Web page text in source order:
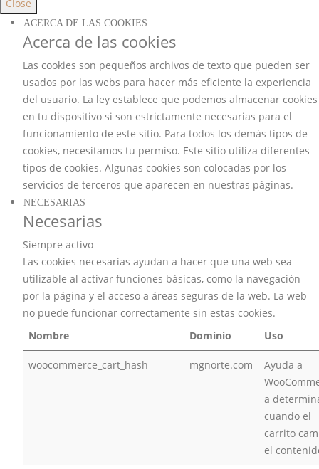
Close
ACERCA DE LAS COOKIES
Acerca de las cookies
Las cookies son pequeños archivos de texto que pueden ser
usados por las webs para hacer más eficiente la experiencia
del usuario. La ley establece que podemos almacenar cookies
en tu dispositivo si son estrictamente necesarias para el
funcionamiento de este sitio. Para todos los demás tipos de
cookies, necesitamos tu permiso. Este sitio utiliza diferentes
tipos de cookies. Algunas cookies son colocadas por los
servicios de terceros que aparecen en nuestras páginas.
NECESARIAS
Necesarias
Siempre activo
Las cookies necesarias ayudan a hacer que una web sea
utilizable al activar funciones básicas, como la navegación
por la página y el acceso a áreas seguras de la web. La web
no puede funcionar correctamente sin estas cookies.
Nombre
Dominio Uso
woocommerce_cart_hash mgnorte.com
Ayuda a
a
cuando el
carrito
el